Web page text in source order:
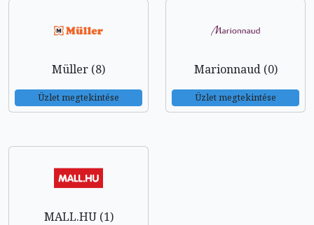
Müller (8)
Üzlet megtekintése
Marionnaud (0)
Üzlet megtekintése
MALL.HU (1)